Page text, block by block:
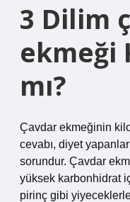
3 Dilim
ekmeği
mı?
Çavdar ekmeğinin
cevabı, diyet
sorundur. Çavdar
yüksek karbonhidrat
pirinç gibi